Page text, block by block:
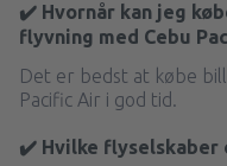
✔️ Hvornår kan jeg
flyvning med Cebu
Det er bedst at købe
Pacific Air i god tid.
✔️ Hvilke flyselskaber